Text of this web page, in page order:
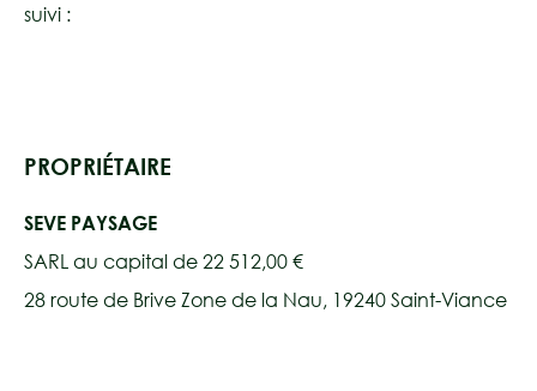
suivi :
PROPRIÉTAIRE
SEVE PAYSAGE
SARL au capital de 22 512,00 €
28 route de Brive Zone de la Nau, 19240 Saint-Viance